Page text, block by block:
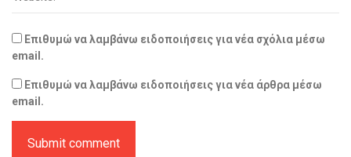
Επιθυμώ να λαμβάνω ειδοποιήσεις για νέα σχόλια μέσω
email.
Επιθυμώ να λαμβάνω ειδοποιήσεις για νέα άρθρα μέσω
email.